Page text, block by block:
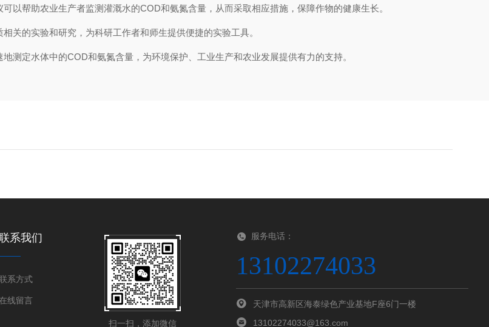
以帮助农业生产者监测灌溉水的COD和氨氮含量，从而采取相应措施，保障作物的健康生长。
关的实验和研究，为科研工作者和师生提供便捷的实验工具。
测定水体中的COD和氨氮含量，为环境保护、工业生产和农业发展提供有力的支持。
系我们
系方式
线留言
扫一扫，添加微信
服务电话：
13102274033
天津市高新区海泰绿色产业基地F座6门一楼
13102274033@163.com